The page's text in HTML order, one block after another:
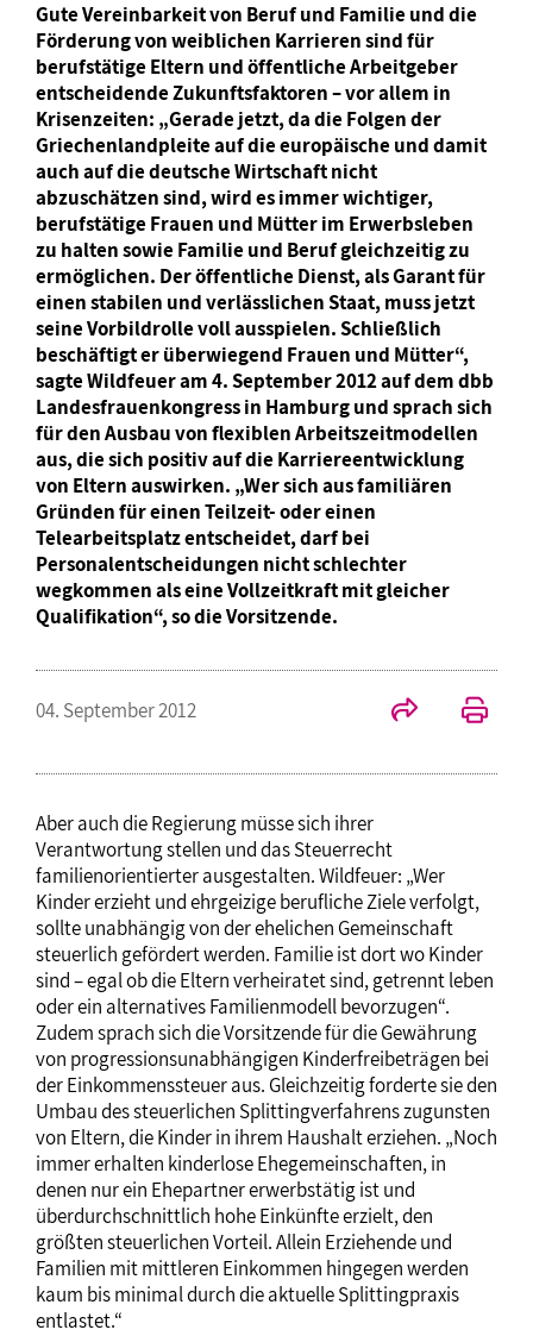
Gute Vereinbarkeit von Beruf und Familie und die
Förderung von weiblichen Karrieren sind für
berufstätige Eltern und öffentliche Arbeitgeber
entscheidende Zukunftsfaktoren – vor allem in
Krisenzeiten: „Gerade jetzt, da die Folgen der
Griechenlandpleite auf die europäische und damit
auch auf die deutsche Wirtschaft nicht
abzuschätzen sind, wird es immer wichtiger,
berufstätige Frauen und Mütter im Erwerbsleben
zu halten sowie Familie und Beruf gleichzeitig zu
ermöglichen. Der öffentliche Dienst, als Garant für
einen stabilen und verlässlichen Staat, muss jetzt
seine Vorbildrolle voll ausspielen. Schließlich
beschäftigt er überwiegend Frauen und Mütter“,
sagte Wildfeuer am 4. September 2012 auf dem dbb
Landesfrauenkongress in Hamburg und sprach sich
für den Ausbau von flexiblen Arbeitszeitmodellen
aus, die sich positiv auf die Karriereentwicklung
von Eltern auswirken. „Wer sich aus familiären
Gründen für einen Teilzeit- oder einen
Telearbeitsplatz entscheidet, darf bei
Personalentscheidungen nicht schlechter
wegkommen als eine Vollzeitkraft mit gleicher
Qualifikation“, so die Vorsitzende.
04. September 2012
Aber auch die Regierung müsse sich ihrer
Verantwortung stellen und das Steuerrecht
familienorientierter ausgestalten. Wildfeuer: „Wer
Kinder erzieht und ehrgeizige berufliche Ziele verfolgt,
sollte unabhängig von der ehelichen Gemeinschaft
steuerlich gefördert werden. Familie ist dort wo Kinder
sind – egal ob die Eltern verheiratet sind, getrennt leben
oder ein alternatives Familienmodell bevorzugen“.
Zudem sprach sich die Vorsitzende für die Gewährung
von progressionsunabhängigen Kinderfreibeträgen bei
der Einkommenssteuer aus. Gleichzeitig forderte sie den
Umbau des steuerlichen Splittingverfahrens zugunsten
von Eltern, die Kinder in ihrem Haushalt erziehen. „Noch
immer erhalten kinderlose Ehegemeinschaften, in
denen nur ein Ehepartner erwerbstätig ist und
überdurchschnittlich hohe Einkünfte erzielt, den
größten steuerlichen Vorteil. Allein Erziehende und
Familien mit mittleren Einkommen hingegen werden
kaum bis minimal durch die aktuelle Splittingpraxis
entlastet.“